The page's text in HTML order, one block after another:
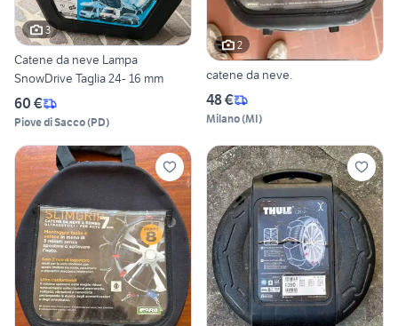
3
Catene da neve Lampa
SnowDrive Taglia 24- 16 mm
60 €
Piove di Sacco(PD)
2
catene da neve.
48 €
Milano(MI)